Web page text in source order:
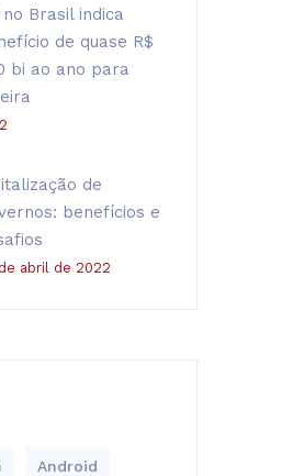
no Brasil indica
de quase R$
bi ao ano para
de
benefícios e
abril de 2022
Android